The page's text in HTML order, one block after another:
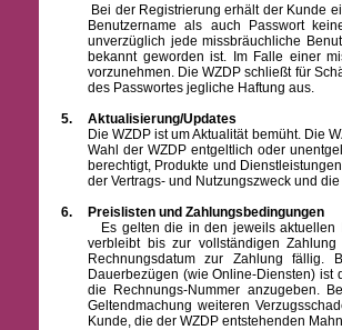
Bei der Registrierung erhält der Kunde
Benutzernameals auch Passwort
unverzüglich jede missbräuchliche
bekannt geworden ist. Im Falle einer
vorzunehmen. Die WZDP schließt für
des Passwortes jegliche Haftung aus.
5.
Aktualisierung/Updates
Die WZDP ist um Aktualität bemüht. Die
Wahl der WZDP entgeltlich oder
berechtigt, Produkte und
der Vertrags- und Nutzungszweck und
6.
Preislisten und Zahlungsbedingungen
Es gelten die in den jeweils aktuellen
verbleibt bis zur vollständigen
Rechnungsdatum zur Zahlung fällig.
Dauerbezügen (wie Online-Diensten)
die Rechnungs-Nummer anzugeben.
Geltendmachung weiteren
Kunde, die der WZDP entstehenden